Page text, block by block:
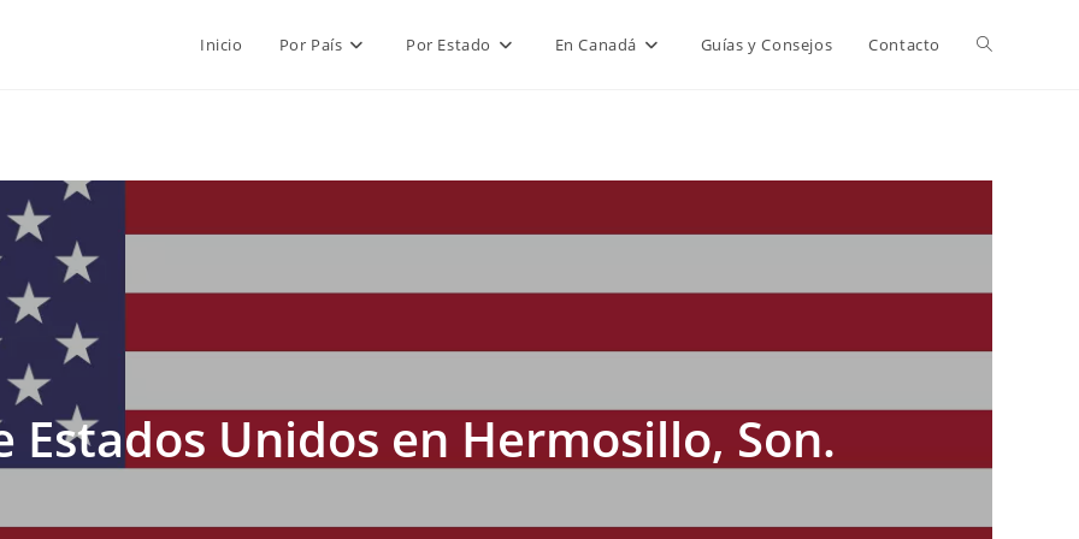
Inicio Por País Por Estado En Canadá Guías y Consejos Contacto Alternar
Estados Unidos en Hermosillo, Son.